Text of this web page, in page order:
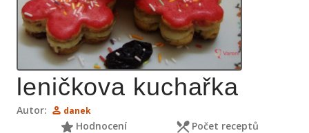
leničkova kuchařka
Autor: danek
Hodnocení Počet receptů